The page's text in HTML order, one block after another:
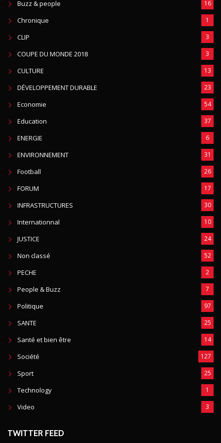
Buzz & people 16
Chronique 1
CLIP 3
COUPE DU MONDE 2018 3
CULTURE 13
DÉVELOPPEMENT DURABLE 23
Economie 54
Education 37
ENERGIE 6
ENVIRONNEMENT 31
Football 26
FORUM 17
INFRASTRUCTURES 30
Internationnal 10
JUSTICE 24
Non classé 52
PECHE 2
People & Buzz 7
Politique 97
SANTE 25
Santé et bien être 14
Société 127
Sport 25
Technology 1
Video 3
TWITTER FEED